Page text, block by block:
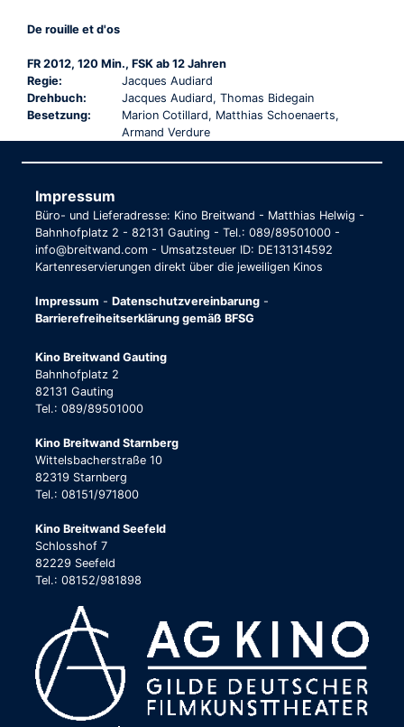
De rouille et d'os
FR 2012, 120 Min., FSK ab 12 Jahren
Regie:
Jacques Audiard
Drehbuch:
Jacques Audiard, Thomas Bidegain
Besetzung:
Marion Cotillard, Matthias Schoenaerts,
Armand Verdure
Impressum
Büro- und Lieferadresse: Kino Breitwand - Matthias Helwig -
Bahnhofplatz 2 - 82131 Gauting - Tel.: 089/89501000 -
info@breitwand.com - Umsatzsteuer ID: DE131314592
Kartenreservierungen direkt über die jeweiligen Kinos
Impressum - Datenschutzvereinbarung -
Barrierefreiheitserklärung gemäß BFSG
Kino Breitwand Gauting
Bahnhofplatz 2
82131 Gauting
Tel.: 089/89501000
Kino Breitwand Starnberg
Wittelsbacherstraße 10
82319 Starnberg
Tel.: 08151/971800
Kino Breitwand Seefeld
Schlosshof 7
82229 Seefeld
Tel.: 08152/981898